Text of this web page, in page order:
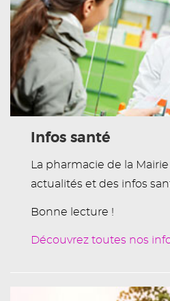
Infos santé
La pharmacie de la
actualités et des infos
Bonne lecture !
Découvrez toutes nos